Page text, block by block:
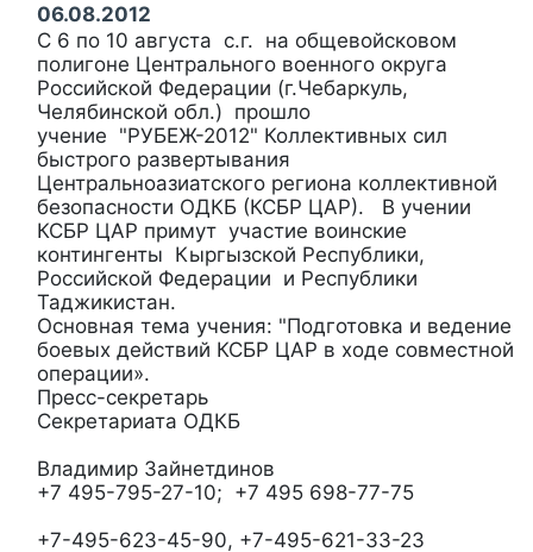
06.08.2012
С 6 по 10 августа с.г. на общевойсковом
полигоне Центрального военного округа
Российской Федерации (г.Чебаркуль,
Челябинской обл.) прошло
учение "РУБЕЖ-2012" Коллективных сил
быстрого развертывания
Центральноазиатского региона коллективной
безопасности ОДКБ (КСБР ЦАР). В учении
КСБР ЦАР примут участие воинские
контингенты Кыргызской Республики,
Российской Федерации и Республики
Таджикистан.
Основная тема учения: "Подготовка и ведение
боевых действий КСБР ЦАР в ходе совместной
операции».
Пресс-секретарь
Секретариата ОДКБ
Владимир Зайнетдинов
+7 495-795-27-10; +7 495 698-77-75
+7-495-623-45-90, +7-495-621-33-23